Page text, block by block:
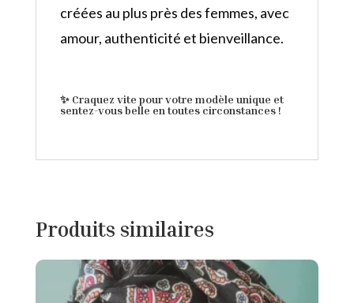
créées au plus près des femmes, avec
amour, authenticité et bienveillance.
✨ Craquez vite pour votre modèle unique et
sentez-vous belle en toutes circonstances !
Produits similaires